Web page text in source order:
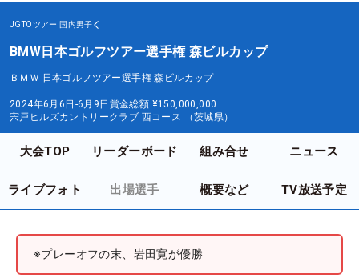
JGTOツアー 国内男子
BMW日本ゴルフツアー選手権 森ビルカップ
ＢＭＷ 日本ゴルフツアー選手権 森ビルカップ
2024年6月6日-6月9日 賞金総額 ¥150,000,000
宍戸ヒルズカントリークラブ 西コース （茨城県）
大会TOP リーダーボード 組み合せ ニュース
ライブフォト 出場選手 概要など TV放送予定
※プレーオフの末、岩田寛が優勝